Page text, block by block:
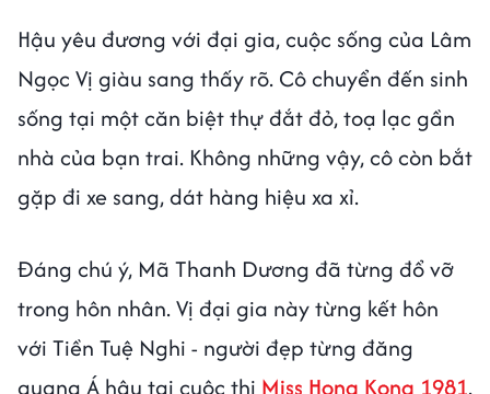
Hậu yêu đương với đại gia, cuộc sống của Lâm
Ngọc Vị giàu sang thấy rõ. Cô chuyển đến sinh
sống tại một căn biệt thự đắt đỏ, toạ lạc gần
nhà của bạn trai. Không những vậy, cô còn bắt
gặp đi xe sang, dát hàng hiệu xa xỉ.
Đáng chú ý, Mã Thanh Dương đã từng đổ vỡ
trong hôn nhân. Vị đại gia này từng kết hôn
với Tiền Tuệ Nghi - người đẹp từng đăng
quang Á hậu tại cuộc thi Miss Hong Kong 1981.